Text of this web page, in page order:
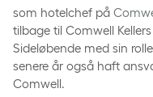
som hotelchef på
tilbage til Comwell
Sideløbende med sin
senere år også haft
Comwell.